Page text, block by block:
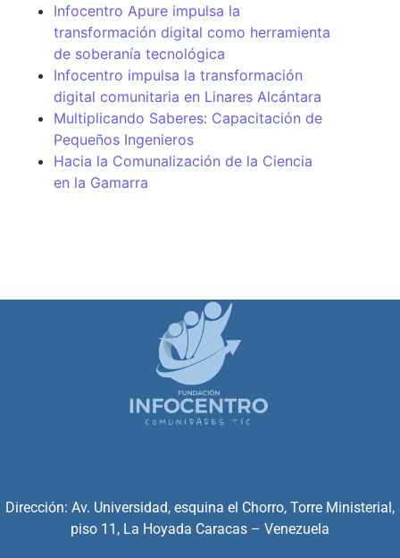
Infocentro Apure impulsa la
transformación digital como herramienta
de soberanía tecnológica
Infocentro impulsa la transformación
digital comunitaria en Linares Alcántara
Multiplicando Saberes: Capacitación de
Pequeños Ingenieros
Hacia la Comunalización de la Ciencia
en la Gamarra
Dirección: Av. Universidad, esquina el Chorro, Torre Ministerial,
piso 11, La Hoyada Caracas – Venezuela